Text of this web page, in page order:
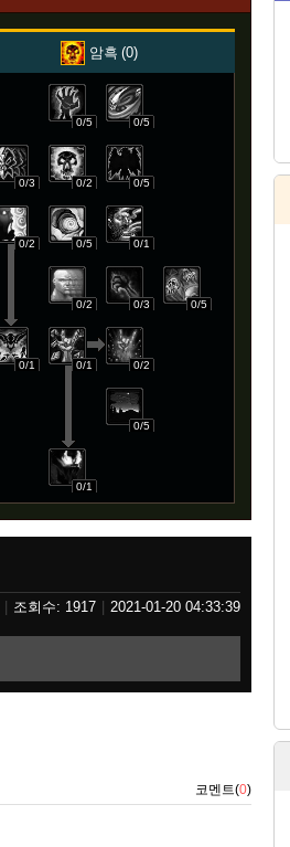
암흑 0
0/5 0/5
0/3 0/2 0/5
0/2 0/5 0/1
0/2 0/3 0/5
0/1 0/1 0/2
0/5
0/1
1917 2021-01-20 04:33:39
코멘트(0)